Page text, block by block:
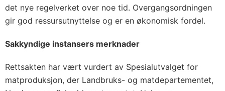
det nye regelverket over noe tid. Overgangsordningen
gir god ressursutnyttelse og er en økonomisk fordel.
Sakkyndige instansers merknader
Rettsakten har vært vurdert av Spesialutvalget for
matproduksjon, der Landbruks- og matdepartementet,